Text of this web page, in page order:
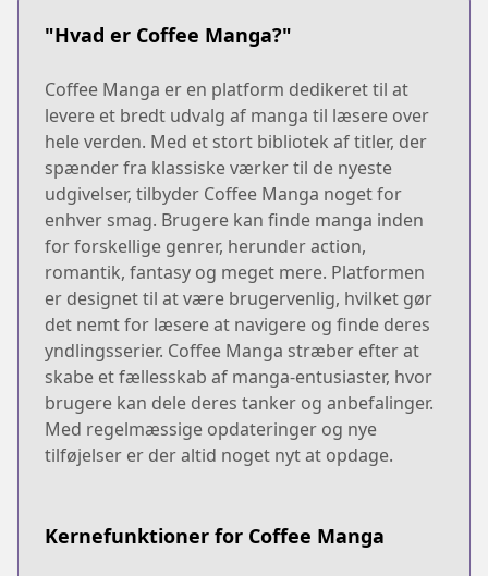
"Hvad er Coffee Manga?"
Coffee Manga er en platform dedikeret til at
levere et bredt udvalg af manga til læsere over
hele verden. Med et stort bibliotek af titler, der
spænder fra klassiske værker til de nyeste
udgivelser, tilbyder Coffee Manga noget for
enhver smag. Brugere kan finde manga inden
for forskellige genrer, herunder action,
romantik, fantasy og meget mere. Platformen
er designet til at være brugervenlig, hvilket gør
det nemt for læsere at navigere og finde deres
yndlingsserier. Coffee Manga stræber efter at
skabe et fællesskab af manga-entusiaster, hvor
brugere kan dele deres tanker og anbefalinger.
Med regelmæssige opdateringer og nye
tilføjelser er der altid noget nyt at opdage.
Kernefunktioner for Coffee Manga